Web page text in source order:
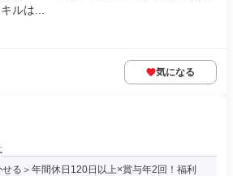
ルは...
気になる
る＞年間休日120日以上×賞与年2回！福利